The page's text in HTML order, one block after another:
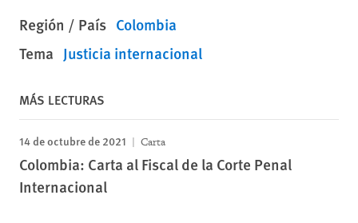
Región / País Colombia
Tema Justicia internacional
MÁS LECTURAS
14 de octubre de 2021 Carta
Colombia: Carta al Fiscal de la Corte Penal
Internacional